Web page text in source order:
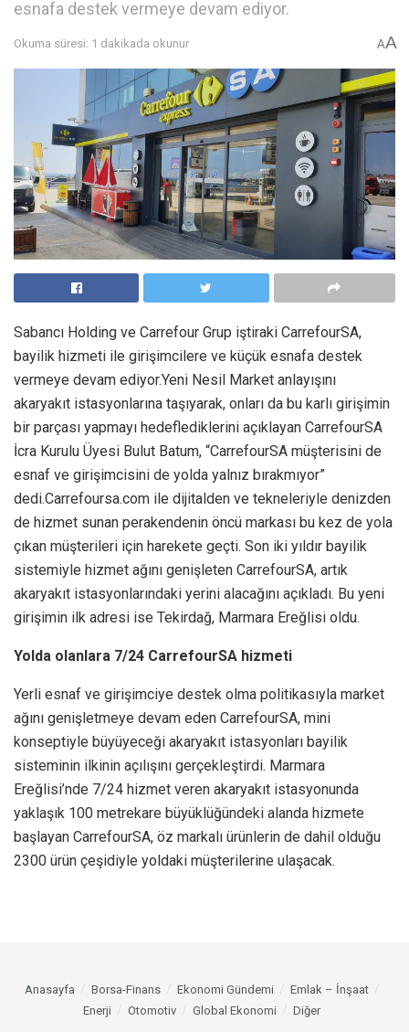
esnafa destek vermeye devam ediyor.
Okuma süresi: 1 dakikada okunur AA
Sabancı Holding ve Carrefour Grup iştiraki CarrefourSA,
bayilik hizmeti ile girişimcilere ve küçük esnafa destek
vermeye devam ediyor.Yeni Nesil Market anlayışını
akaryakıt istasyonlarına taşıyarak, onları da bu karlı girişimin
bir parçası yapmayı hedeflediklerini açıklayan CarrefourSA
İcra Kurulu Üyesi Bulut Batum, “CarrefourSA müşterisini de
esnaf ve girişimcisini de yolda yalnız bırakmıyor”
dedi.Carrefoursa.com ile dijitalden ve tekneleriyle denizden
de hizmet sunan perakendenin öncü markası bu kez de yola
çıkan müşterileri için harekete geçti. Son iki yıldır bayilik
sistemiyle hizmet ağını genişleten CarrefourSA, artık
akaryakıt istasyonlarındaki yerini alacağını açıkladı. Bu yeni
girişimin ilk adresi ise Tekirdağ, Marmara Ereğlisi oldu.
Yolda olanlara 7/24 CarrefourSA hizmeti
Yerli esnaf ve girişimciye destek olma politikasıyla market
ağını genişletmeye devam eden CarrefourSA, mini
konseptiyle büyüyeceği akaryakıt istasyonları bayilik
sisteminin ilkinin açılışını gerçekleştirdi. Marmara
Ereğlisi’nde 7/24 hizmet veren akaryakıt istasyonunda
yaklaşık 100 metrekare büyüklüğündeki alanda hizmete
başlayan CarrefourSA, öz markalı ürünlerin de dahil olduğu
2300 ürün çeşidiyle yoldaki müşterilerine ulaşacak.
Anasayfa Borsa-Finans Ekonomi Gündemi
Emlak – İnşaat
Enerji
Otomotiv Global Ekonomi Diğer